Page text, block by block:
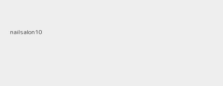
nailsalon10